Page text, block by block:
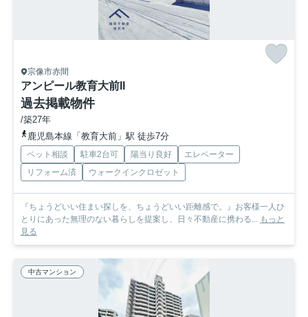
宗像市赤間
アンピール教育大前II
過去掲載物件
/築27年
鹿児島本線「教育大前」駅 徒歩7分
ペット相談 駐車2台可 陽当り良好
エレベーター
リフォーム済
ウォークインクロゼット
『ちょうどいい住まい探しを、ちょうどいい距離感で。』お客様一人ひ
とりにあった無理のない暮らしを提案し、日々不動産に携わる... もっと
見る
中古マンション